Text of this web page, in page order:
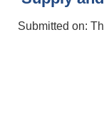
Submitted on: